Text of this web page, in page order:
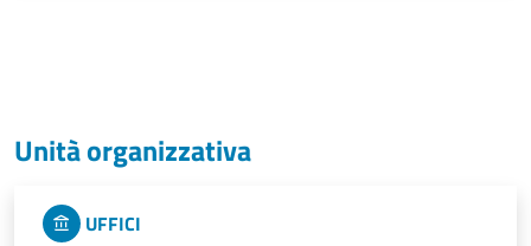
Unità organizzativa
UFFICI